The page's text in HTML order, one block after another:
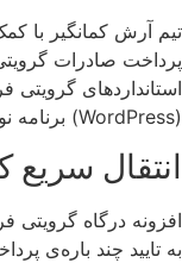
تیم آرش کمانگیر با
پرداخت صادرات
(WordPress) برنامه نویسی کرده‌اند.
انتقال سریع
افزونه درگاه گرویتی
به تایید چند باره‌ی